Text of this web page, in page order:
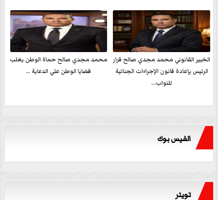
الخبير القانوني محمد مجدي صالح قرار
الرئيس بإعادة قانون الإجراءات الجنائية
للنواب...
محمد مجدي صالح حماة الوطن يغلب
قضايا الوطن علي الدعاية ...
الفيس بوك
تويتر